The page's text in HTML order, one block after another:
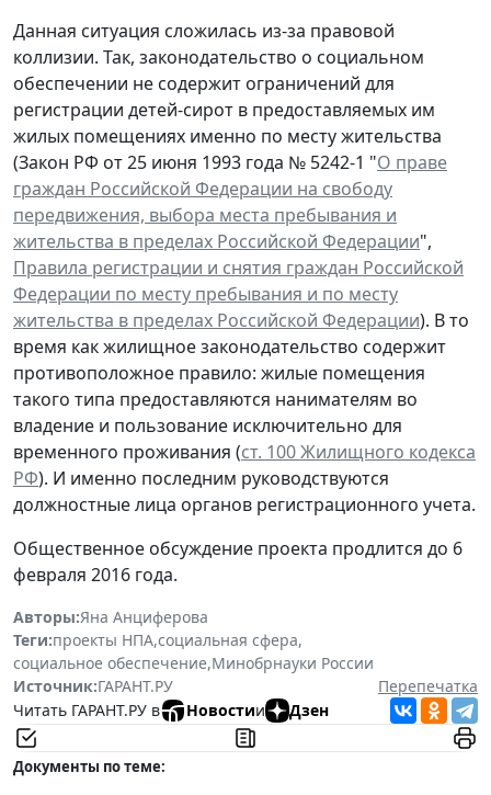
Данная ситуация сложилась из-за правовой
коллизии. Так, законодательство о социальном
обеспечении не содержит ограничений для
регистрации детей-сирот в предоставляемых им
жилых помещениях именно по месту жительства
(Закон РФ от 25 июня 1993 года № 5242-1 "О праве
граждан Российской Федерации на свободу
передвижения, выбора места пребывания и
жительства в пределах Российской Федерации",
Правила регистрации и снятия граждан Российской
Федерации по месту пребывания и по месту
жительства в пределах Российской Федерации). В то
время как жилищное законодательство содержит
противоположное правило: жилые помещения
такого типа предоставляются нанимателям во
владение и пользование исключительно для
временного проживания (ст. 100 Жилищного кодекса
РФ). И именно последним руководствуются
должностные лица органов регистрационного учета.
Общественное обсуждение проекта продлится до 6
февраля 2016 года.
Авторы:Яна Анциферова
Теги:проекты НПА,социальная сфера,
социальное обеспечение,Минобрнауки России
Источник:ГАРАНТ.РУ
Перепечатка
Читать ГАРАНТ.РУ в
Новостии Дзен
Документы по теме: